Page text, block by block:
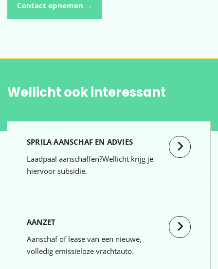
Contact opnemen →
Wellicht ook interessant
SPRILA AANSCHAF EN ADVIES
Laadpaal aanschaffen?Wellicht krijg je
hiervoor subsidie.
AANZET
Aanschaf of lease van een nieuwe,
volledig emissieloze vrachtauto.